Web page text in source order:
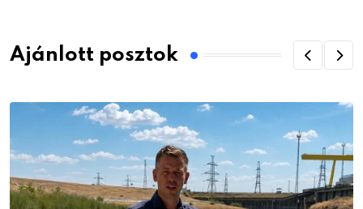
Ajánlott posztok